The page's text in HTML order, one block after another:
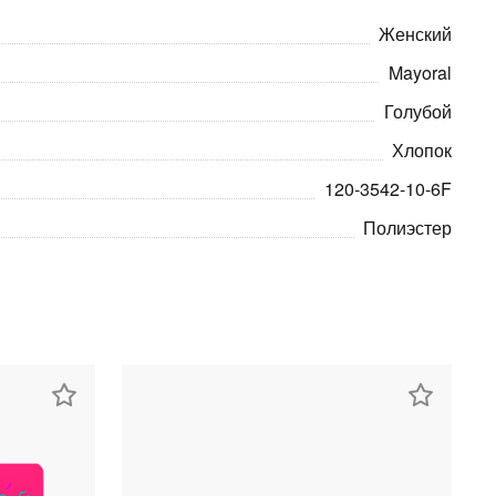
Женский
Mayoral
Голубой
Хлопок
120-3542-10-6F
Полиэстер